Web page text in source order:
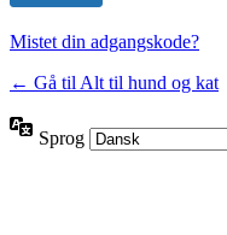
Mistet din adgangskode?
← Gå til Alt til hund og kat
Sprog